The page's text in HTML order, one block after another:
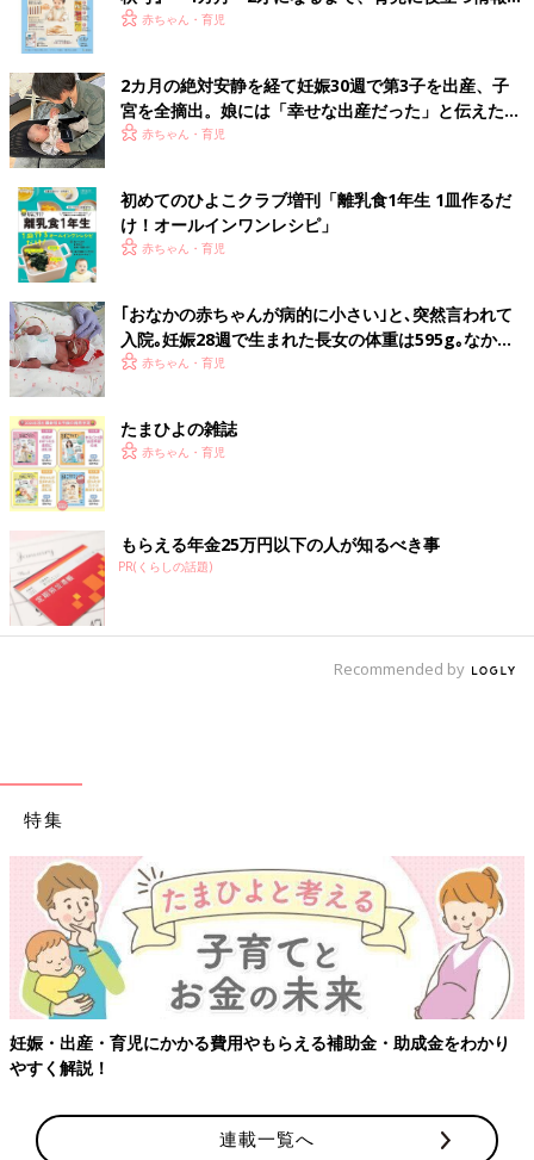
いっぱい！
赤ちゃん・育児
2カ月の絶対安静を経て妊娠30週で第3子を出産、子
宮を全摘出。娘には「幸せな出産だった」と伝えたい
【極低出生体重児】
赤ちゃん・育児
初めてのひよこクラブ増刊「離乳食1年生 1皿作るだ
け！オールインワン​レシピ」
赤ちゃん・育児
｢おなかの赤ちゃんが病的に小さい｣と､突然言われて
入院｡妊娠28週で生まれた長女の体重は595g｡なかな
か会えない日々に涙した【低出生体重児】
赤ちゃん・育児
たまひよの雑誌
赤ちゃん・育児
もらえる年金25万円以下の人が知るべき事
PR(くらしの話題)
Recommended by
特集
妊娠・出産・育児にかかる費用やもらえる補助金・助成金をわかり
やすく解説！
連載一覧へ